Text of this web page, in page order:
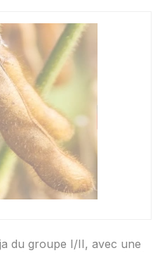
du groupe I/II, avec une